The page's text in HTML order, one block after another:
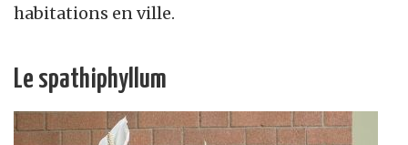
habitations en ville.
Le spathiphyllum